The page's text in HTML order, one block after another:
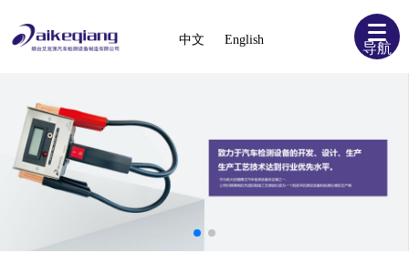
中文 English
导航